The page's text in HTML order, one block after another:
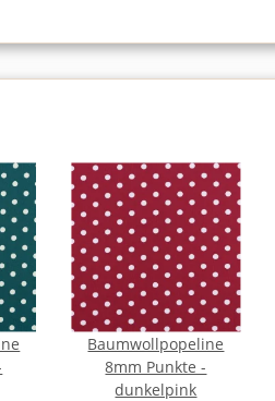
Baumwollpopeline
8mm Punkte -
dunkelpink